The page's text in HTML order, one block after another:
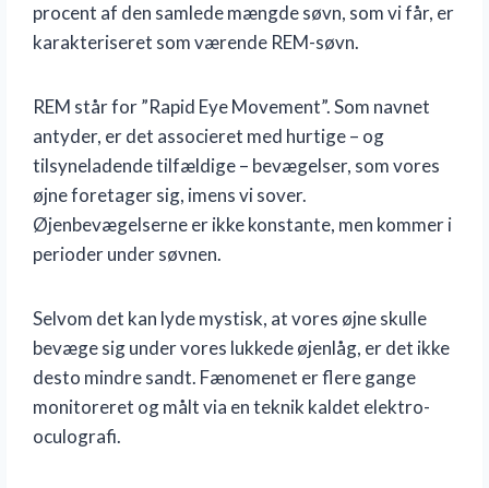
procent af den samlede mængde søvn, som vi får, er
karakteriseret som værende REM-søvn.
REM står for ”Rapid Eye Movement”. Som navnet
antyder, er det associeret med hurtige – og
tilsyneladende tilfældige – bevægelser, som vores
øjne foretager sig, imens vi sover.
Øjenbevægelserne er ikke konstante, men kommer i
perioder under søvnen.
Selvom det kan lyde mystisk, at vores øjne skulle
bevæge sig under vores lukkede øjenlåg, er det ikke
desto mindre sandt. Fænomenet er flere gange
monitoreret og målt via en teknik kaldet elektro-
oculografi.